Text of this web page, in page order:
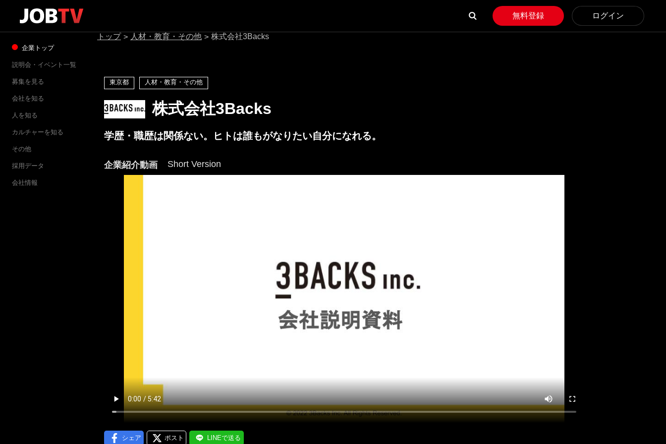
無料登録 ログイン
企業トップ
説明会・イベント一覧
募集を見る
会社を知る
人を知る
カルチャーを知る
その他
採用データ
会社情報
トップ > 人材・教育・その他 > 株式会社3Backs
東京都 人材・教育・その他
株式会社3Backs
学歴・職歴は関係ない。ヒトは誰もがなりたい自分になれる。
企業紹介動画 Short Version
シェア ポスト LINEで送る
プロフィール編集する ＞
ログインする ＞